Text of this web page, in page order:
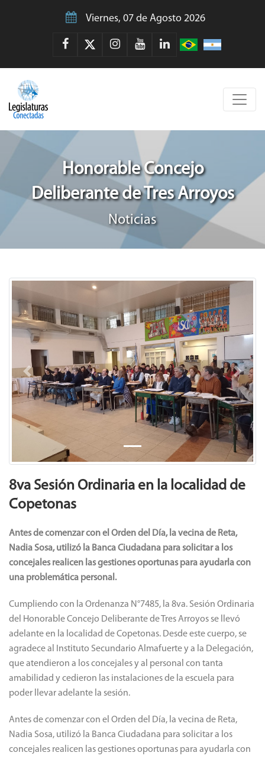
Viernes, 07 de Agosto 2026
Honorable Concejo
Deliberante de Tres Arroyos
Noticias
Previous Next
8va Sesión Ordinaria en la localidad de
Copetonas
Antes de comenzar con el Orden del Día, la vecina de Reta,
Nadia Sosa, utilizó la Banca Ciudadana para solicitar a los
concejales realicen las gestiones oportunas para ayudarla con
una problemática personal.
Cumpliendo con la Ordenanza N°7485, la 8va. Sesión Ordinaria
del Honorable Concejo Deliberante de Tres Arroyos se llevó
adelante en la localidad de Copetonas. Desde este cuerpo, se
agradece al Instituto Secundario Almafuerte y a la Delegación,
que atendieron a los concejales y al personal con tanta
amabilidad y cedieron las instalaciones de la escuela para
poder llevar adelante la sesión.
Antes de comenzar con el Orden del Día, la vecina de Reta,
Nadia Sosa, utilizó la Banca Ciudadana para solicitar a los
concejales realicen las gestiones oportunas para ayudarla con